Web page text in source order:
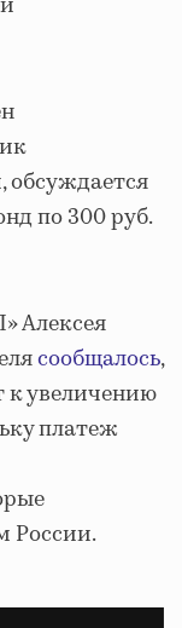
обсуждается
по 300 руб.
Алексея
сообщалось,
к увеличению
платеж
России.